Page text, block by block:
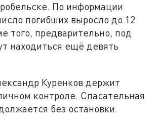
По информации
погибших выросло до 12
того, предварительно, под
находиться ещё девять
Куренков держит
контроле. Спасательная
без остановки.